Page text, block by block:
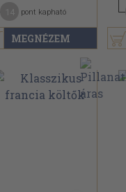
MEGNÉZEM
pont kapható